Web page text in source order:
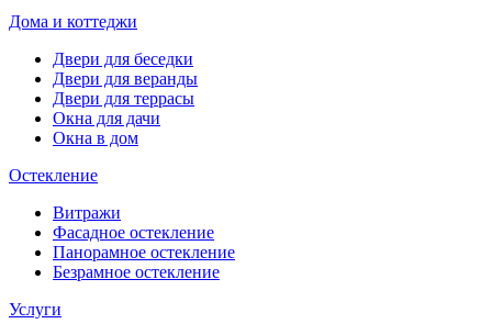
Дома и коттеджи
Двери для беседки
Двери для веранды
Двери для террасы
Окна для дачи
Окна в дом
Остекление
Витражи
Фасадное остекление
Панорамное остекление
Безрамное остекление
Услуги